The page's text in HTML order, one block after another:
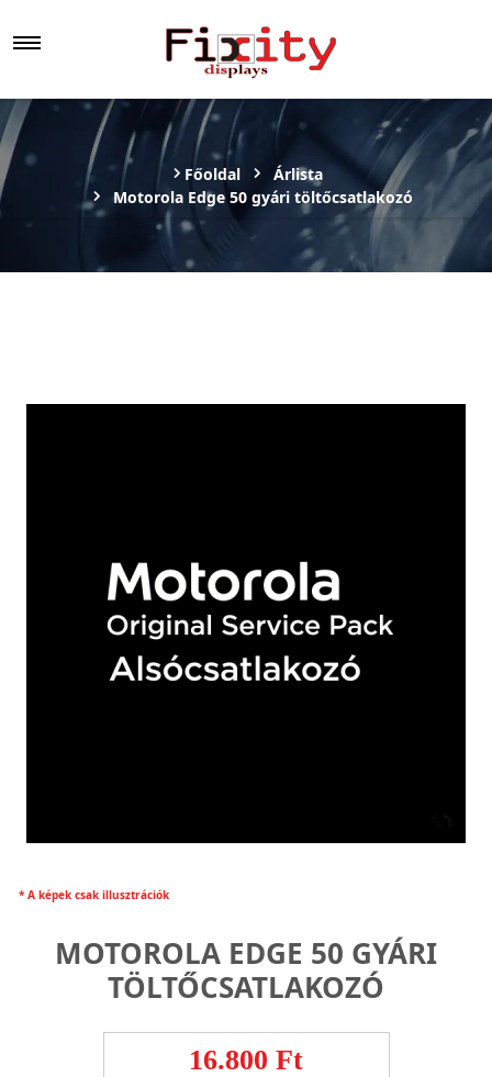
Főoldal
Árlista
Motorola Edge 50 gyári töltőcsatlakozó
* A képek csak illusztrációk
MOTOROLA EDGE 50 GYÁRI
TÖLTŐCSATLAKOZÓ
16.800 Ft